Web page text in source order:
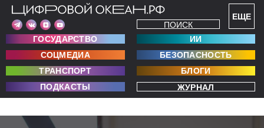
ЕЩЕ
ПОИСК
ГОСУДАРСТВО
ИИ
СОЦМЕДИА
БЕЗОПАСНОСТЬ
ТРАНСПОРТ
БЛОГИ
ПОДКАСТЫ
ЖУРНАЛ